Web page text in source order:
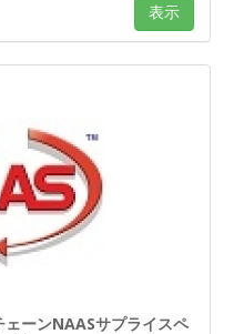
表示
ーンNAASサプライスペ